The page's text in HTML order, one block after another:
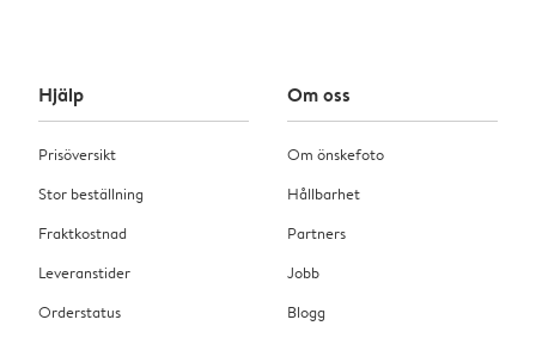
Hjälp
Prisöversikt
Stor beställning
Fraktkostnad
Leveranstider
Orderstatus
Om oss
Om önskefoto
Hållbarhet
Partners
Jobb
Blogg